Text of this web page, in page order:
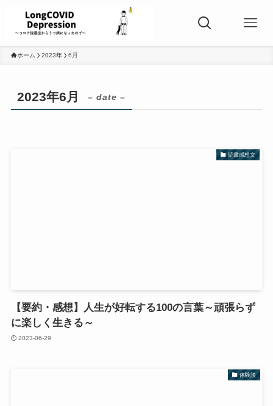
ホーム 2023年 6月
2023年6月 – date –
読書感想文
【要約・感想】人生が好転する100の言葉～頑張らず
に楽しく生きる～
2023-06-29
体験談